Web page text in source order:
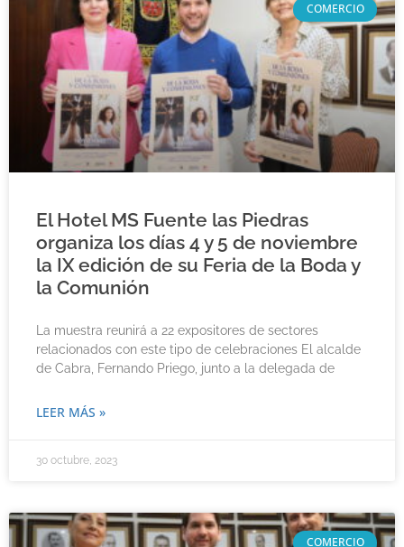
COMERCIO
El Hotel MS Fuente las Piedras
organiza los días 4 y 5 de noviembre
la IX edición de su Feria de la Boda y
la Comunión
La muestra reunirá a 22 expositores de sectores
relacionados con este tipo de celebraciones El alcalde
de Cabra, Fernando Priego, junto a la delegada de
LEER MÁS »
30 octubre, 2023
COMERCIO